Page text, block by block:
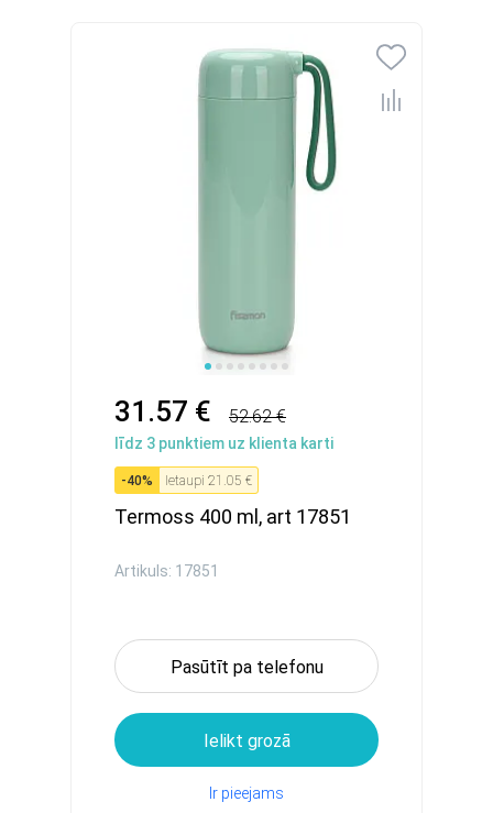
31.57 € 52.62 €
līdz 3 punktiem uz klienta karti
-40% Ietaupi 21.05 €
Termoss 400 ml, art 17851
Artikuls: 17851
Pasūtīt pa telefonu
Ielikt grozā
Ir pieejams